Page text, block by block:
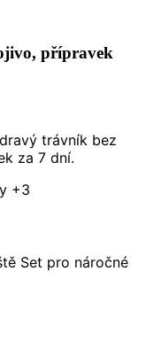
přípravek
trávník bez
za 7 dní.
+3
Set pro náročné